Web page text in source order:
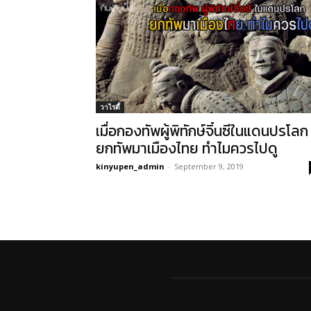
วาไรตี้
เมื่อกองทัพผู้พิทักษ์จิ๋นซีในแดนปรโลก
ยกทัพมาเมืองไทย ทำไมควรไปดู
kinyupen_admin - September 9, 2019